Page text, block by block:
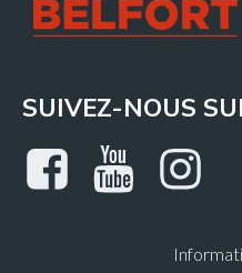
SUIVEZ-NOUS